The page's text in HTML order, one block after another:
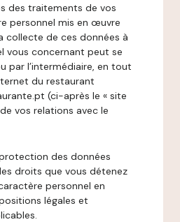
des traitements de vos
personnel mis en œuvre
collecte de ces données à
vous concernant peut se
par l’intermédiaire, en tout
du restaurant
(ci-après le « site
vos relations avec le
des données
droits que vous détenez
personnel en
légales et